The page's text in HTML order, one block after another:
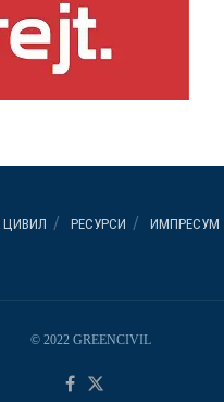
ЦИВИЛ РЕСУРСИ ИМПРЕСУМ
© 2022 GREENCIVIL